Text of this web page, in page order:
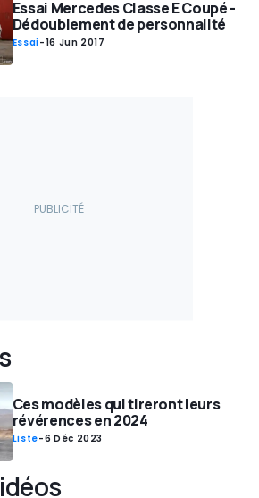
Essai Mercedes Classe E Coupé -
Dédoublement de personnalité
Essai-16 Jun 2017
Ces modèles qui tireront leurs
révérences en 2024
Liste-6 Déc 2023